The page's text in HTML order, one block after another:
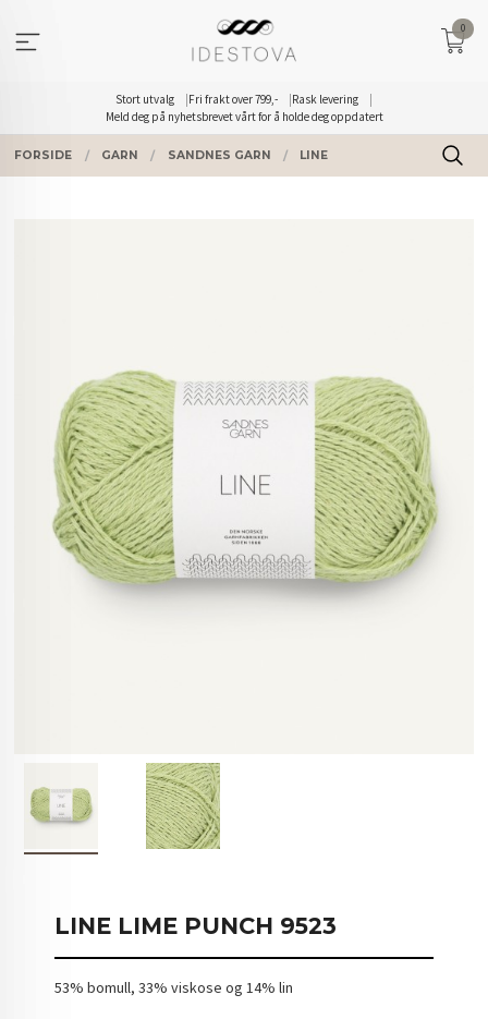
innholdet
Stort utvalg Fri frakt over 799,-
Rask levering
Meld deg på nyhetsbrevet vårt for å holde deg oppdatert
0
FORSIDE GARN SANDNES GARN LINE
LINE LIME PUNCH 9523
53% bomull, 33% viskose og 14% lin